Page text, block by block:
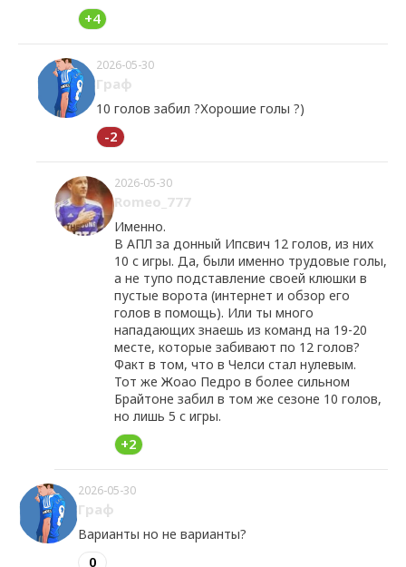
+4
2026-05-30
Граф
10 голов забил ?Хорошие голы ?)
-2
2026-05-30
Romeo_777
Именно.
В АПЛ за донный Ипсвич 12 голов, из них
10 с игры. Да, были именно трудовые голы,
а не тупо подставление своей клюшки в
пустые ворота (интернет и обзор его
голов в помощь). Или ты много
нападающих знаешь из команд на 19-20
месте, которые забивают по 12 голов?
Факт в том, что в Челси стал нулевым.
Тот же Жоао Педро в более сильном
Брайтоне забил в том же сезоне 10 голов,
но лишь 5 с игры.
+2
2026-05-30
Граф
Варианты но не варианты?
0